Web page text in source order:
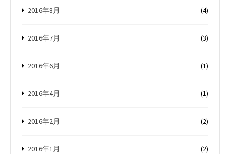
2016年8月 (4)
2016年7月 (3)
2016年6月 (1)
2016年4月 (1)
2016年2月 (2)
2016年1月 (2)